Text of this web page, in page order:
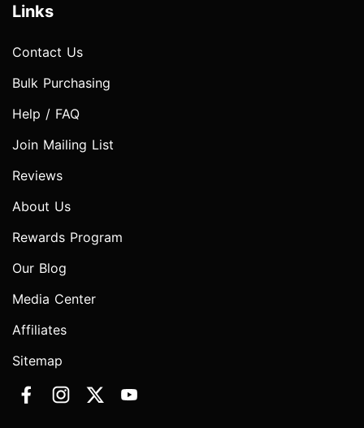
Links
Contact Us
Bulk Purchasing
Help / FAQ
Join Mailing List
Reviews
About Us
Rewards Program
Our Blog
Media Center
Affiliates
Sitemap